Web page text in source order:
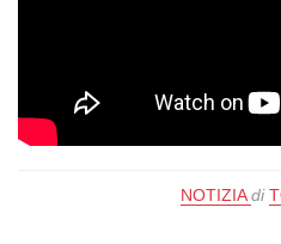
NOTIZIA di